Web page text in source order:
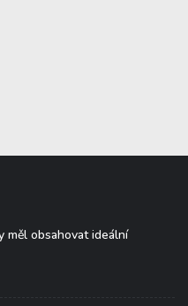
měl obsahovat ideální